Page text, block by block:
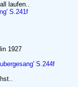
laufen..
S.241f
1927
S.244f